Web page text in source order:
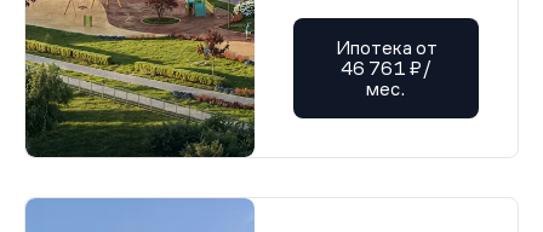
Ипотека от
46 761 ₽/
мес.